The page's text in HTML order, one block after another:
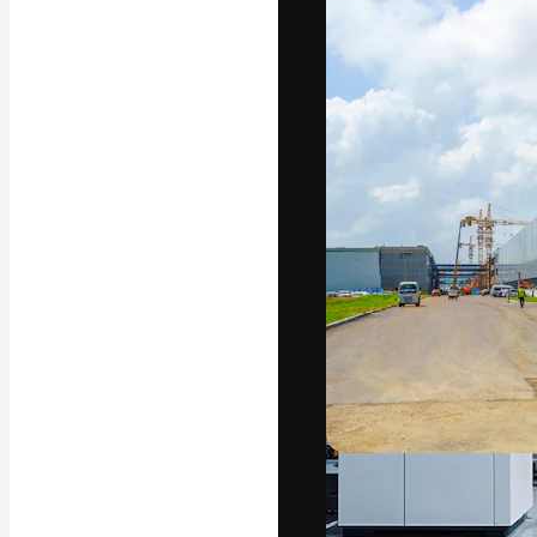
La
migliori lavori.
creativi,
Copyright © 2010-